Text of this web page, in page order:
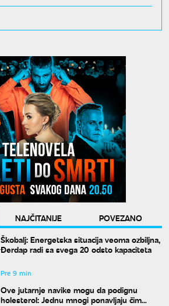
NAJČITANIJE
POVEZANO
Škobalj: Energetska situacija veoma ozbiljna,
Đerdap radi sa svega 20 odsto kapaciteta
Pre 9 min
Ove jutarnje navike mogu da podignu
holesterol: Jednu mnogi ponavljaju čim